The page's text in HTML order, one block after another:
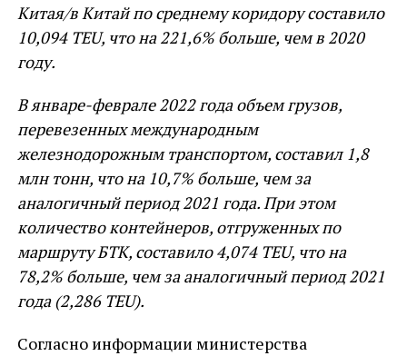
Китая/в Китай по среднему коридору составило
10,094 TEU, что на 221,6% больше, чем в 2020
году.
В январе-феврале 2022 года объем грузов,
перевезенных международным
железнодорожным транспортом, составил 1,8
млн тонн, что на 10,7% больше, чем за
аналогичный период 2021 года. При этом
количество контейнеров, отгруженных по
маршруту БТК, составило 4,074 TEU, что на
78,2% больше, чем за аналогичный период 2021
года (2,286 TEU).
Согласно информации министерства